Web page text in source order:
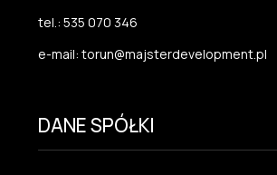
tel.: 535 070 346
e-mail: torun@majsterdevelopment.pl
DANE SPÓŁKI